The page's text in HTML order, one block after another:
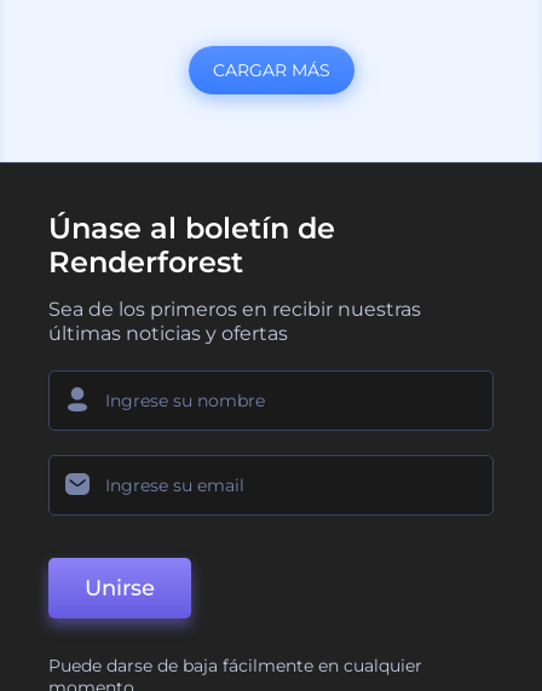
CARGAR MÁS
Únase al boletín de
Renderforest
Sea de los primeros en recibir nuestras
últimas noticias y ofertas
Unirse
Puede darse de baja fácilmente en cualquier